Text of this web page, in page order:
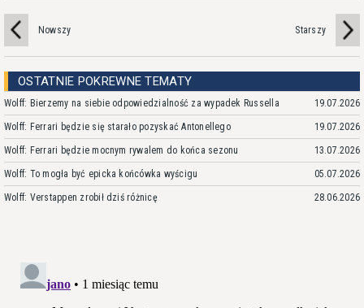
Nowszy Starszy
OSTATNIE POKREWNE TEMATY
Wolff: Bierzemy na siebie odpowiedzialność za wypadek Russella 19.07.2026
Wolff: Ferrari będzie się starało pozyskać Antonellego 19.07.2026
Wolff: Ferrari będzie mocnym rywalem do końca sezonu 13.07.2026
Wolff: To mogła być epicka końcówka wyścigu 05.07.2026
Wolff: Verstappen zrobił dziś różnicę 28.06.2026